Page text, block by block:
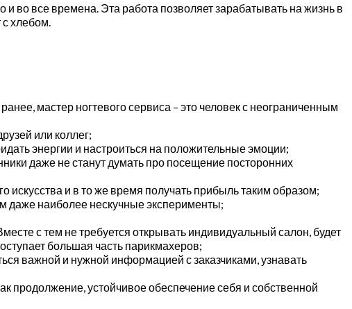
во все времена. Эта работа позволяет зарабатывать на жизнь в
хлебом.
мастер ногтевого сервиса – это человек с неограниченным
или коллег;
энергии и настроиться на положительные эмоции;
даже не станут думать про посещение посторонних
искусства и в то же время получать прибыль таким образом;
даже наиболее нескучные эксперименты;
с тем не требуется открывать индивидуальный салон, будет
большая часть парикмахеров;
важной и нужной информацией с заказчиками, узнавать
продолжение, устойчивое обеспечение себя и собственной